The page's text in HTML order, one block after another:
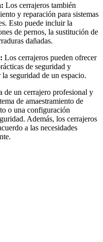
Los cerrajeros también
y reparación para sistemas
Esto puede incluir la
de pernos, la sustitución de
dañadas.
Los cerrajeros pueden ofrecer
de seguridad y
seguridad de un espacio.
de un cerrajero profesional y
de amaestramiento de
o una configuración
Además, los cerrajeros
a las necesidades